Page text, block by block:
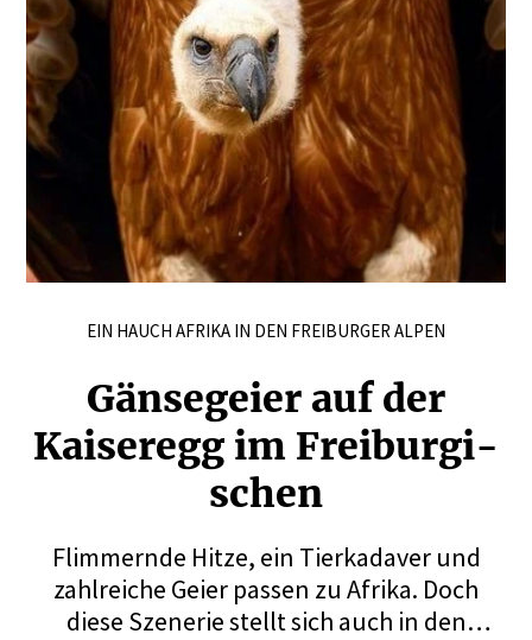
EIN HAUCH AFRIKA IN DEN FREIBURGER ALPEN
Gänse­geier auf der
Kaiseregg im Freibur­gi­
schen
Flimmernde Hitze, ein Tierkadaver und
zahlreiche Geier passen zu Afrika. Doch
diese Szenerie stellt sich auch in den